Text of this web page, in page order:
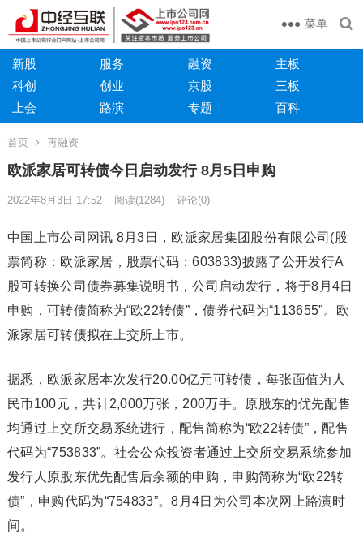
菜单
新股 服务 融资
主板
科创
创业 京股
三板
上会
路演 专题 百科
首页 再融资
欧派家居可转债今日启动发行 8月5日申购
2022年8月3日 17:52 阅读(1284) 评论(0)
中国上市公司网讯 8月3日，欧派家居集团股份有限公司(股
票简称：欧派家居，股票代码：603833)披露了公开发行A
股可转换公司债券募集说明书，公司启动发行，将于8月4日
申购，可转债简称为“欧22转债”，债券代码为“113655”。欧
派家居可转债拟在上交所上市。
据悉，欧派家居本次发行20.00亿元可转债，每张面值为人
民币100元，共计2,000万张，200万手。原股东的优先配售
均通过上交所交易系统进行，配售简称为“欧22转债”，配售
代码为“753833”。社会公众投资者通过上交所交易系统参加
发行人原股东优先配售后余额的申购，申购简称为“欧22转
债”，申购代码为“754833”。8月4日为公司本次网上路演时
间。